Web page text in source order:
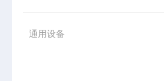
通用设备